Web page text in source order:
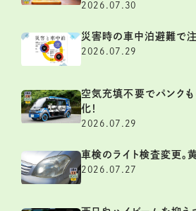
2026.07.30
災害時の車中泊避難で
2026.07.29
空気充填不要でパンク
化！
2026.07.29
車検のライト検査変更。
2026.07.27